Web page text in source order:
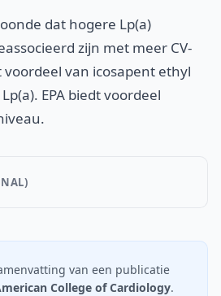
dat hogere Lp(a)
zijn met meer CV-
van icosapent ethyl
EPA biedt voordeel
van een publicatie
College of Cardiology.